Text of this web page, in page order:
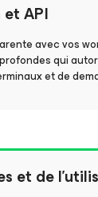
API
avec vos
qui
et de
et de